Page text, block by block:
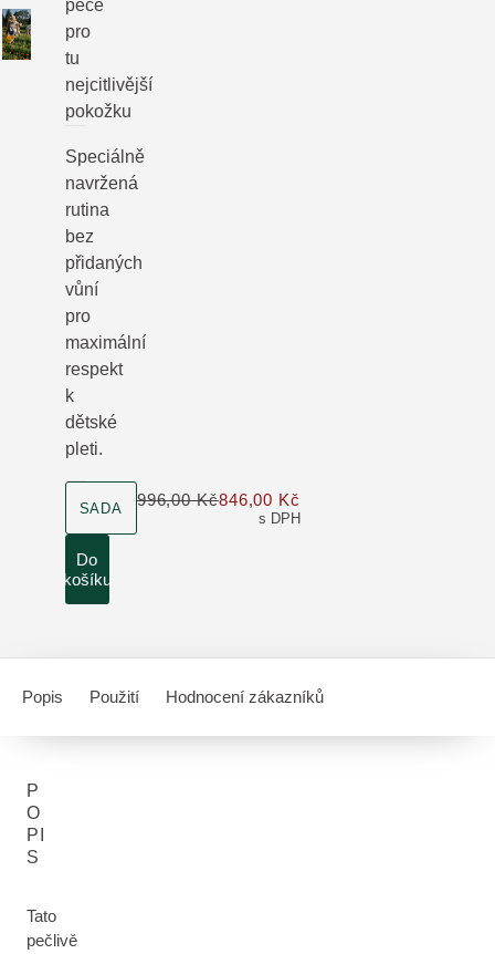
péče
pro
tu
nejcitlivější
pokožku
Speciálně
navržená
rutina
bez
přidaných
vůní
pro
maximální
respekt
k
dětské
pleti.
velikost produktu
SADA
s DPH
996,00 Kč846,00 Kč
Do
košíku
Popis Použití Hodnocení zákazníků
P
O
PI
S
Tato
pečlivě